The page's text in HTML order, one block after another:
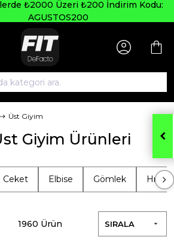
₺2000 Üzeri ₺200 İndirim Kodu:
AGUSTOS200
Üst Giyim
Giyim Ürünleri
Ceket Elbise Gömlek Hırka
SIRALA
1960 Ürün